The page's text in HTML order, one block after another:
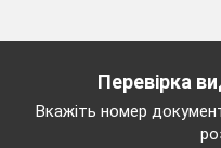
Перевірка
Вкажіть номер